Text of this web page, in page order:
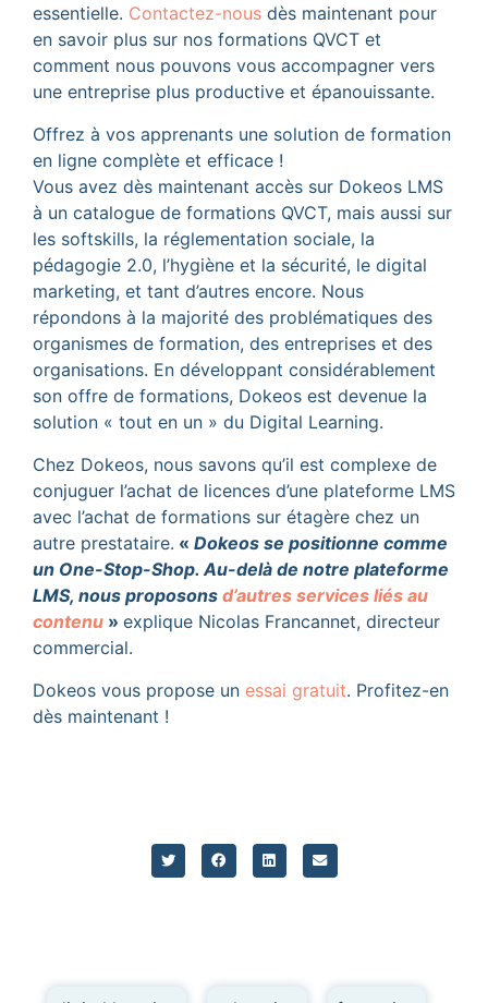
essentielle. Contactez-nous dès maintenant pour
en savoir plus sur nos formations QVCT et
comment nous pouvons vous accompagner vers
une entreprise plus productive et épanouissante.
Offrez à vos apprenants une solution de formation
en ligne complète et efficace !
Vous avez dès maintenant accès sur Dokeos LMS
à un catalogue de formations QVCT, mais aussi sur
les softskills, la réglementation sociale, la
pédagogie 2.0, l’hygiène et la sécurité, le digital
marketing, et tant d’autres encore. Nous
répondons à la majorité des problématiques des
organismes de formation, des entreprises et des
organisations. En développant considérablement
son offre de formations, Dokeos est devenue la
solution « tout en un » du Digital Learning.
Chez Dokeos, nous savons qu’il est complexe de
conjuguer l’achat de licences d’une plateforme LMS
avec l’achat de formations sur étagère chez un
autre prestataire. « Dokeos se positionne comme
un One-Stop-Shop. Au-delà de notre plateforme
LMS, nous proposons d’autres services liés au
contenu » explique Nicolas Francannet, directeur
commercial.
Dokeos vous propose un essai gratuit. Profitez-en
dès maintenant !